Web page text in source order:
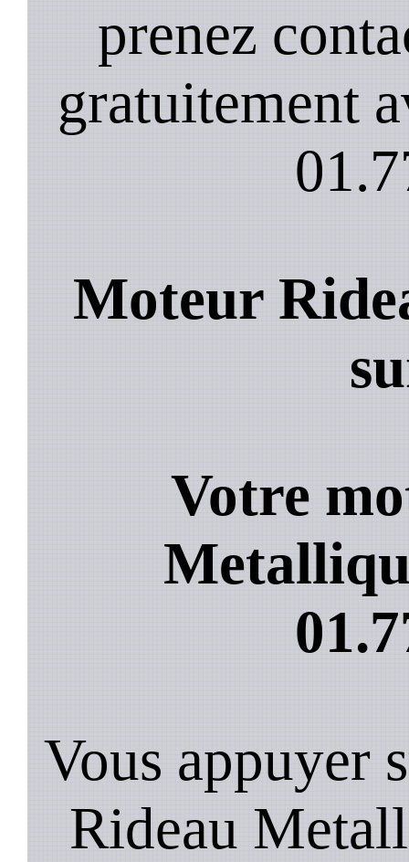
prenez
gratuitement
Moteur
Votre
Vous appuyer
Rideau